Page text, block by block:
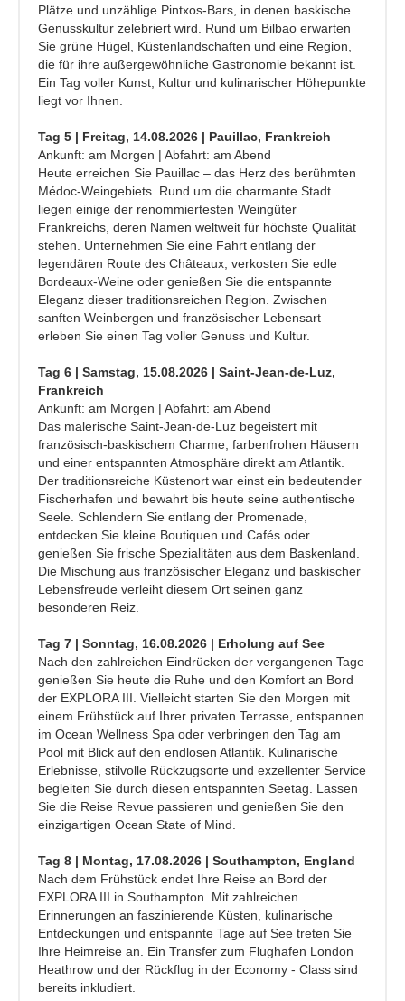
Plätze und unzählige Pintxos-Bars, in denen baskische
Genusskultur zelebriert wird. Rund um Bilbao erwarten
Sie grüne Hügel, Küstenlandschaften und eine Region,
die für ihre außergewöhnliche Gastronomie bekannt ist.
Ein Tag voller Kunst, Kultur und kulinarischer Höhepunkte
liegt vor Ihnen.
Tag 5 | Freitag, 14.08.2026 | Pauillac, Frankreich
Ankunft: am Morgen | Abfahrt: am Abend
Heute erreichen Sie Pauillac – das Herz des berühmten
Médoc-Weingebiets. Rund um die charmante Stadt
liegen einige der renommiertesten Weingüter
Frankreichs, deren Namen weltweit für höchste Qualität
stehen. Unternehmen Sie eine Fahrt entlang der
legendären Route des Châteaux, verkosten Sie edle
Bordeaux-Weine oder genießen Sie die entspannte
Eleganz dieser traditionsreichen Region. Zwischen
sanften Weinbergen und französischer Lebensart
erleben Sie einen Tag voller Genuss und Kultur.
Tag 6 | Samstag, 15.08.2026 | Saint-Jean-de-Luz,
Frankreich
Ankunft: am Morgen | Abfahrt: am Abend
Das malerische Saint-Jean-de-Luz begeistert mit
französisch-baskischem Charme, farbenfrohen Häusern
und einer entspannten Atmosphäre direkt am Atlantik.
Der traditionsreiche Küstenort war einst ein bedeutender
Fischerhafen und bewahrt bis heute seine authentische
Seele. Schlendern Sie entlang der Promenade,
entdecken Sie kleine Boutiquen und Cafés oder
genießen Sie frische Spezialitäten aus dem Baskenland.
Die Mischung aus französischer Eleganz und baskischer
Lebensfreude verleiht diesem Ort seinen ganz
besonderen Reiz.
Tag 7 | Sonntag, 16.08.2026 | Erholung auf See
Nach den zahlreichen Eindrücken der vergangenen Tage
genießen Sie heute die Ruhe und den Komfort an Bord
der EXPLORA III. Vielleicht starten Sie den Morgen mit
einem Frühstück auf Ihrer privaten Terrasse, entspannen
im Ocean Wellness Spa oder verbringen den Tag am
Pool mit Blick auf den endlosen Atlantik. Kulinarische
Erlebnisse, stilvolle Rückzugsorte und exzellenter Service
begleiten Sie durch diesen entspannten Seetag. Lassen
Sie die Reise Revue passieren und genießen Sie den
einzigartigen Ocean State of Mind.
Tag 8 | Montag, 17.08.2026 | Southampton, England
Nach dem Frühstück endet Ihre Reise an Bord der
EXPLORA III in Southampton. Mit zahlreichen
Erinnerungen an faszinierende Küsten, kulinarische
Entdeckungen und entspannte Tage auf See treten Sie
Ihre Heimreise an. Ein Transfer zum Flughafen London
Heathrow und der Rückflug in der Economy - Class sind
bereits inkludiert.